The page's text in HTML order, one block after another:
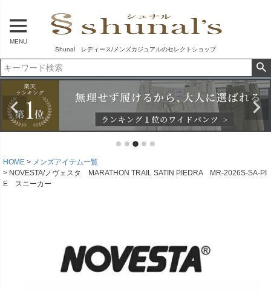
MENU
Shunal レディース/メンズカジュアルのセレクトショップ
HOME
メンズアイテム一覧
NOVESTA/ノヴェスタ MARATHON TRAIL SATIN PIEDRA MR-2026S-SA-PI
E スニーカー